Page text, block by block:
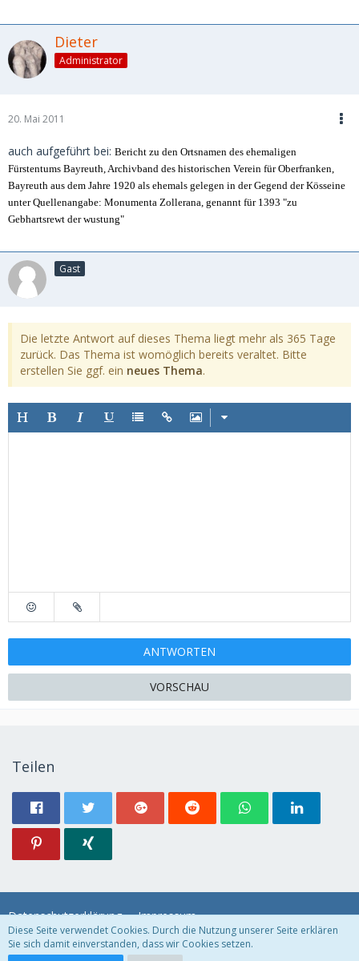
Dieter
Administrator
20. Mai 2011
auch aufgeführt bei: Bericht zu den Ortsnamen des ehemaligen
Fürstentums Bayreuth, Archivband des historischen Verein für Oberfranken,
Bayreuth aus dem Jahre 1920 als ehemals gelegen in der Gegend der Kösseine
unter Quellenangabe: Monumenta Zollerana, genannt für 1393 "zu
Gebhartsrewt der wustung"
Gast
Die letzte Antwort auf dieses Thema liegt mehr als 365 Tage
zurück. Das Thema ist womöglich bereits veraltet. Bitte
erstellen Sie ggf. ein neues Thema.
ANTWORTEN
VORSCHAU
Teilen
Datenschutzerklärung Impressum
Diese Seite verwendet Cookies. Durch die Nutzung unserer Seite erklären
Sie sich damit einverstanden, dass wir Cookies setzen.